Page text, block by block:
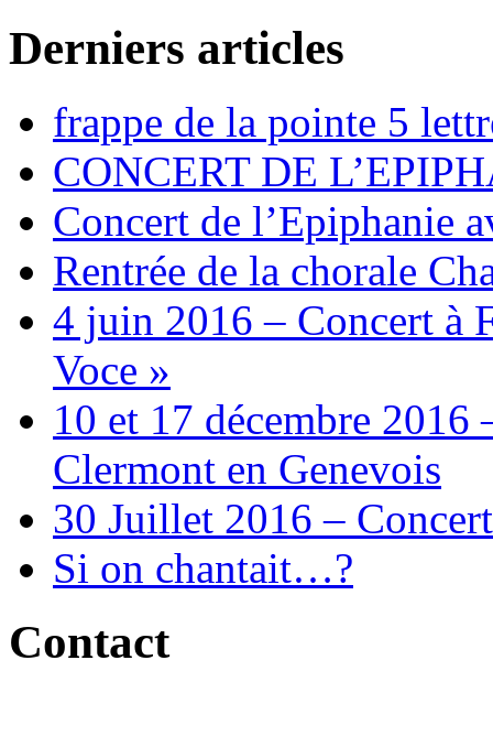
Derniers articles
frappe de la pointe 5
CONCERT DE
Concert de l’Epiphanie
Rentrée de la chorale
4 juin 2016 – Concert à
Voce »
10 et 17 décembre
Clermont en Genevois
30 Juillet 2016 –
Si on chantait…?
Contact